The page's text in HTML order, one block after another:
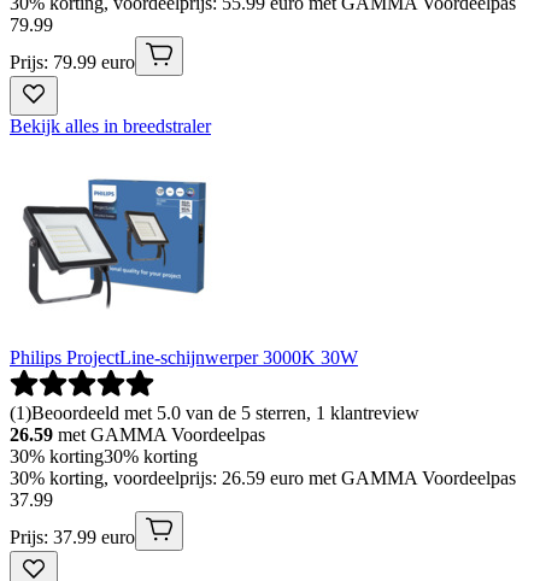
79.99
Prijs: 79.99 euro
Bekijk alles in breedstraler
Philips ProjectLine-schijnwerper 3000K 30W
(1)Beoordeeld met 5.0 van de 5 sterren, 1 klantreview
26.59 met GAMMA Voordeelpas
30% korting30% korting
30% korting, voordeelprijs: 26.59 euro met GAMMA Voordeelpas
37.99
Prijs: 37.99 euro